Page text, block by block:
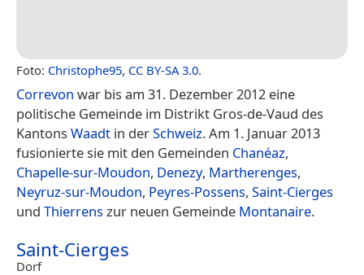
Foto: Christophe95, CC BY-SA 3.0.
Correvon war bis am 31. Dezember 2012 eine
politische Gemeinde im Distrikt Gros-de-Vaud des
Kantons Waadt in derSchweiz. Am 1. Januar 2013
fusionierte sie mit den Gemeinden Chanéaz,
Chapelle-sur-Moudon, Denezy, Martherenges,
Neyruz-sur-Moudon, Peyres-Possens, Saint-Cierges
und Thierrens zur neuen Gemeinde Montanaire.
Saint-Cierges
Dorf